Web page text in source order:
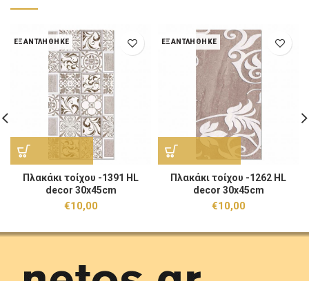
ΕΞΑΝΤΛΉΘΗΚΕ
Πλακάκι τοίχου -1391 HL
decor 30x45cm
€10,00
ΕΞΑΝΤΛΉΘΗΚΕ
Πλακάκι τοίχου -1262 HL
decor 30x45cm
€10,00